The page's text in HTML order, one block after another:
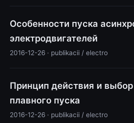
Особенности пуска
электродвигателей
2016-12-26 · publikacii / electro
Принцип действия и выбор
плавного пуска
2016-12-26 · publikacii / electro